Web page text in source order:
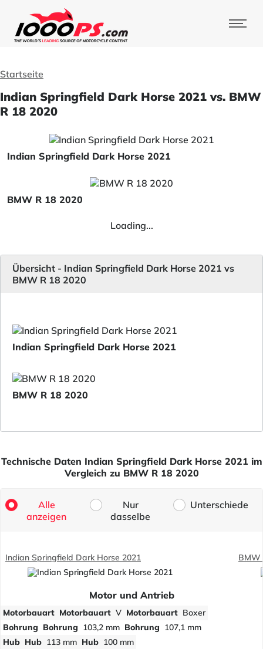
Startseite
Indian Springfield Dark Horse 2021 vs. BMW
R 18 2020
Indian Springfield Dark Horse 2021
BMW R 18 2020
Loading...
Übersicht - Indian Springfield Dark Horse 2021 vs
BMW R 18 2020
Indian Springfield Dark Horse 2021
BMW R 18 2020
Technische Daten Indian Springfield Dark Horse 2021 im
Vergleich zu BMW R 18 2020
Alle
anzeigen
Nur
dasselbe
Unterschiede
Indian Springfield Dark Horse 2021 BMW
Motor und Antrieb
Motorbauart Motorbauart V Motorbauart Boxer
Bohrung Bohrung 103,2 mm Bohrung 107,1 mm
Hub Hub 113 mm Hub 100 mm